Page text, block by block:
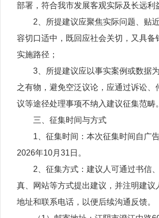
部署，符合我市发展客观实际及长远利
2、所提建议应聚焦实际问题、贴
容切口适中，既回应社会关切，又具备
实施路径；
3、所提建议应以事实案例或数据
之有物，避免空泛议论，应通过诉讼、
议等途径处理事项不纳入建议征集范畴。
三、征集时间与方式
1、征集时间：本次征集时间自广
2026年10月31日。
2、征集方式：建议人可通过书信
真、网站等方式提出建议，并注明建议
地址和联系电话，以便后续沟通反馈。